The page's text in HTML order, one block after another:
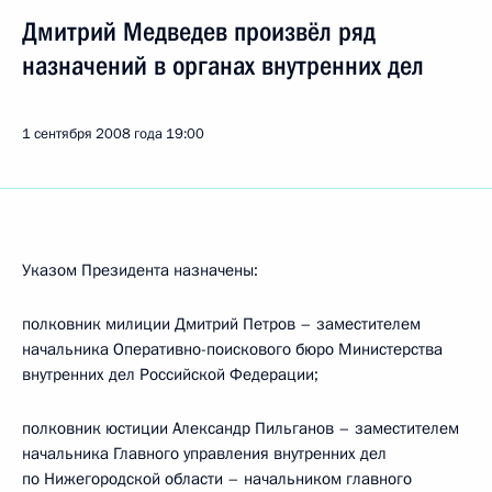
Дмитрий Медведев произвёл ряд
назначений в органах внутренних дел
1 сентября 2008 года 19:00
Указом Президента назначены:
полковник милиции Дмитрий Петров – заместителем
начальника Оперативно-поискового бюро Министерства
внутренних дел Российской Федерации;
полковник юстиции Александр Пильганов – заместителем
начальника Главного управления внутренних дел
по Нижегородской области – начальником главного